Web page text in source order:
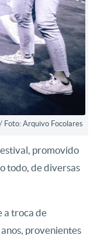
Arquivo Focolares
promovido
todo, de diversas
a troca de
provenientes